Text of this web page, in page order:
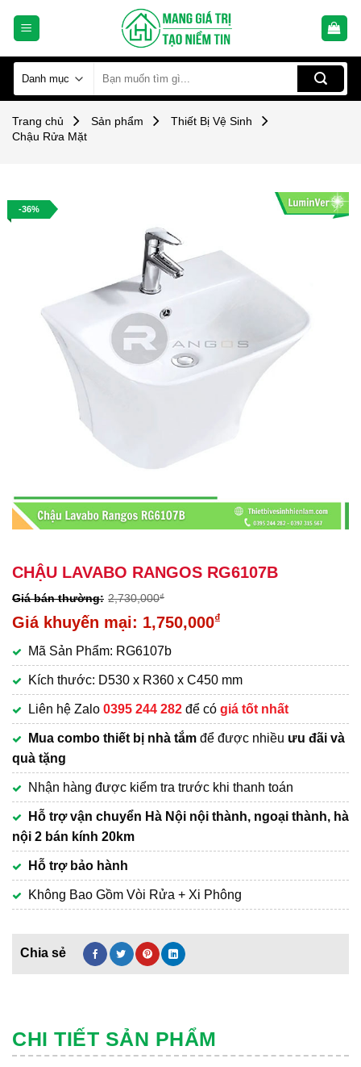
kiếm:
Trang chủ Sản phẩm
Thiết Bị Vệ Sinh
Chậu Rửa Mặt
-36%
CHẬU LAVABO RANGOS RG6107B
2,730,000₫
Giá
là:
2,730,000₫.
1,750,000₫
hiện
tại
là:
1,750,000₫.
Mã Sản Phẩm: RG6107b
Kích thước: D530 x R360 x C450 mm
Liên hệ Zalo 0395 244 282 để có giá tốt nhất
Mua combo thiết bị nhà tắm để được nhiều ưu đãi và
quà tặng
Nhận hàng được kiểm tra trước khi thanh toán
Hỗ trợ vận chuyển Hà Nội nội thành, ngoại thành, hà
nội 2 bán kính 20km
Hỗ trợ bảo hành
Không Bao Gồm Vòi Rửa + Xi Phông
CHI TIẾT SẢN PHẨM